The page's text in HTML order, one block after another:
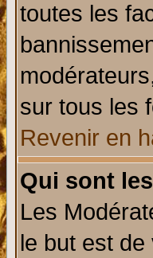
toutes les
sur tous les
Revenir en
Qui sont
Les
le but est